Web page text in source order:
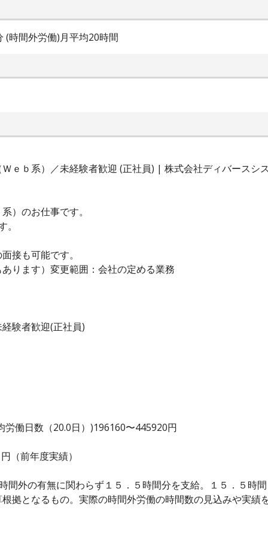
(時間外労働)月平均20時間
ｅｂ系）／未経験者歓迎 (正社員) | 株式会社ディバースシ
）のお仕事です。
接も可能です。
ります）変更範囲：会社の定める業務
験者歓迎(正社員)
働日数（20.0日）)196160〜445920円
（前年度実績）
間外の有無に関わらず１５．５時間分を支給。１５．５時
拠となるもの。実際の時間外労働の時間数の見込みや実績